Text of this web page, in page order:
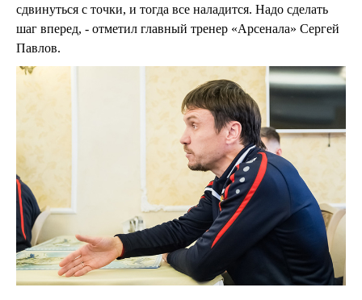
сдвинуться с точки, и тогда все наладится. Надо сделать
шаг вперед, - отметил главный тренер «Арсенала» Сергей
Павлов.